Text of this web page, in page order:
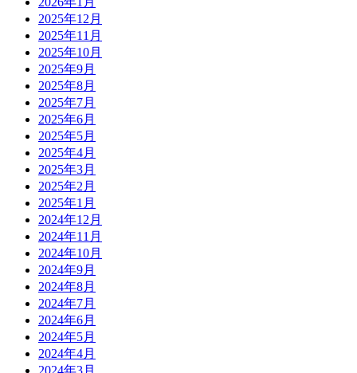
2025年12月
2025年11月
2025年10月
2025年9月
2025年8月
2025年7月
2025年6月
2025年5月
2025年4月
2025年3月
2025年2月
2025年1月
2024年12月
2024年11月
2024年10月
2024年9月
2024年8月
2024年7月
2024年6月
2024年5月
2024年4月
2024年3月